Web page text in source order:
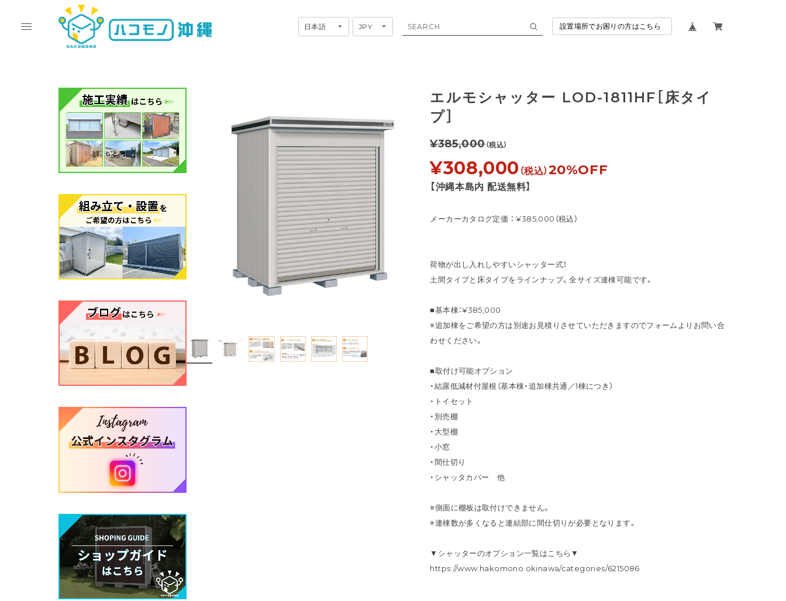
設置場所でお困りの方はこちら
エルモシャッター LOD-1811HF［床タイ
プ］
¥385,000（税込）
¥308,000 （税込）20%OFF
【沖縄本島内 配送無料】
メーカーカタログ定価 ： ¥385,000（税込）
荷物が出し入れしやすいシャッター式！
土間タイプと床タイプをラインナップ。全サイズ連棟可能です。
■基本棟：¥385,000
※追加棟をご希望の方は別途お見積りさせていただきますのでフォームよりお問い合
わせください。
■取付け可能オプション
・結露低減材付屋根（基本棟・追加棟共通／1棟につき）
・トイセット
・別売棚
・大型棚
・小窓
・間仕切り
・シャッタカバー 他
※側面に棚板は取付けできません。
※連棟数が多くなると連結部に間仕切りが必要となります。
▼シャッターのオプション一覧はこちら▼
https://www.hakomono.okinawa/categories/6215086